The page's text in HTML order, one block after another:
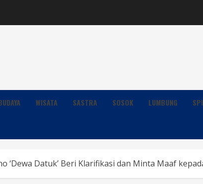
WISATA SASTRA SOSOK LUMBUNG
‘Dewa Datuk’ Beri Klarifikasi dan Minta Maaf